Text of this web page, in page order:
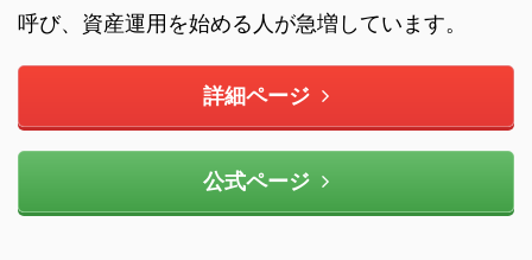
呼び、資産運用を始める人が急増しています。
詳細ページ
公式ページ